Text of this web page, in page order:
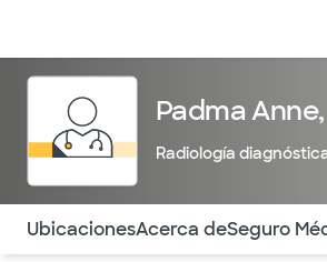
Padma Anne,
Radiología
Utilice esta navegación para saltar
UbicacionesAcerca deSeguro